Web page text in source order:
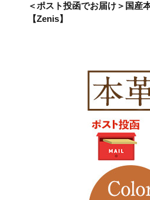
＜ポスト投函でお届け＞国産
【Zenis】